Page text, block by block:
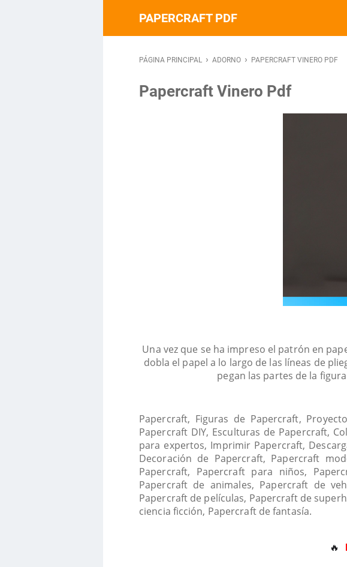
PAPERCRAFT PDF
PÁGINA PRINCIPAL › ADORNO › PAPERCRAFT VINERO PDF
Papercraft Vinero Pdf
Una vez que se ha impreso el patrón en
dobla el papel a lo largo de las líneas de
pegan las partes de la
Papercraft, Figuras de Papercraft,
Papercraft DIY, Esculturas de Papercraft,
para expertos, Imprimir Papercraft,
Decoración de Papercraft, Papercraft
Papercraft, Papercraft para niños,
Papercraft de animales, Papercraft de
Papercraft de películas, Papercraft de
ciencia ficción, Papercraft de fantasía.
🔥